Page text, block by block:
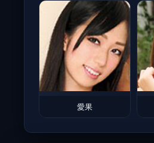
愛果